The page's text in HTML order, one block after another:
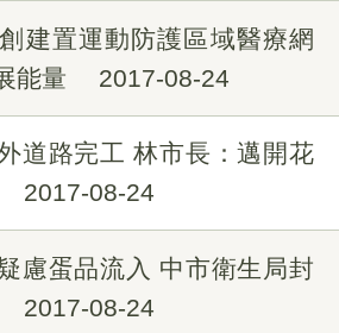
建置運動防護區域醫療網
能量
2017-08-24
道路完工 林市長：邁開花
2017-08-24
慮蛋品流入 中市衛生局封
2017-08-24